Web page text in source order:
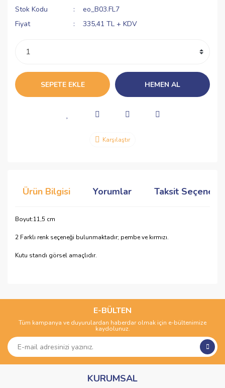
Stok Kodu
eo_B03.FL7
Fiyat
335,41 TL + KDV
SEPETE EKLE HEMEN AL
Karşılaştır
Ürün Bilgisi Yorumlar Taksit
Boyut:11,5 cm
2 Farklı renk seçeneği bulunmaktadır; pembe ve kırmızı.
Kutu standı görsel amaçlıdır.
Yorum Yaz
kullanarak tarafımıza iletebilirsiniz.
Görüş ve önerileriniz için teşekkür ederiz.
Ürün açıklamasında eksik bilgiler bulunuyor.
Ürün bilgilerinde hatalar bulunuyor.
Ürün fiyatı diğer sitelerden daha pahalı.
E-BÜLTEN
Tüm kampanya ve duyurulardan haberdar olmak için e-bültenimize
kaydolunuz.
KURUMSAL